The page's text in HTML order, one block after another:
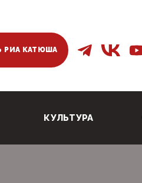
РИА КАТЮША
КУЛЬТУРА